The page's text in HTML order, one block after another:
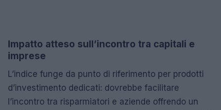
Impatto atteso sull’incontro tra capitali e
imprese
L’indice funge da punto di riferimento per prodotti
d’investimento dedicati: dovrebbe facilitare
l’incontro tra risparmiatori e aziende offrendo un